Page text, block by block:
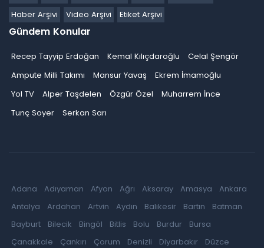
Haber Arşivi
Video Arşivi Etiket Arşivi
Gündem Konular
Recep Tayyip Erdoğan Kemal Kılıçdaroğlu
Celal Şengör
Ampute Milli Takımı
Mansur Yavaş
Ekrem İmamoğlu
Yol TV
Alper Taşdelen Özgür Özel
Muharrem İnce
Tunç Soyer
Serkan Sarı
Adana Adıyaman Afyon Ağrı Aksaray Amasya
Ankara
Antalya
Ardahan Artvin Aydın Balıkesir Bartın
Batman
Bayburt
Bilecik Bingöl Bitlis Bolu Burdur
Bursa
Çanakkale
Çankırı Çorum Denizli Diyarbakır
Düzce